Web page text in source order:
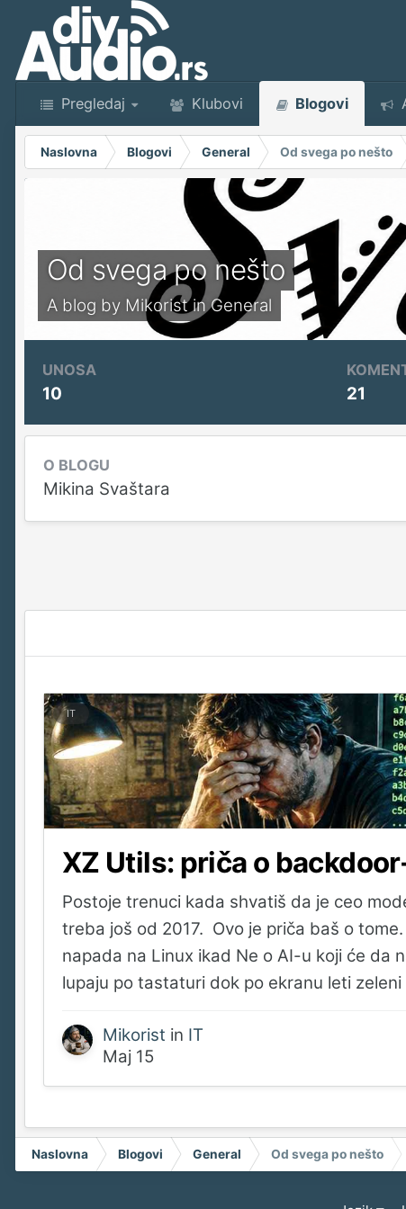
Pregledaj Klubovi Blogovi
Naslovna Blogovi General Od svega po nešto
Od svega po nešto
A blog by MikoristinGeneral
UNOSA
10 21
O BLOGU
Mikina Svaštara
IT
XZ Utils: priča o
Postoje trenuci kada shvatiš da je ceo
treba još od 2017. Ovo je priča baš o
napada na Linux ikad Ne o AI-u koji će da
lupaju po tastaturi dok po ekranu leti
Mikorist in IT
Maj 15
Naslovna Blogovi General Od svega po nešto